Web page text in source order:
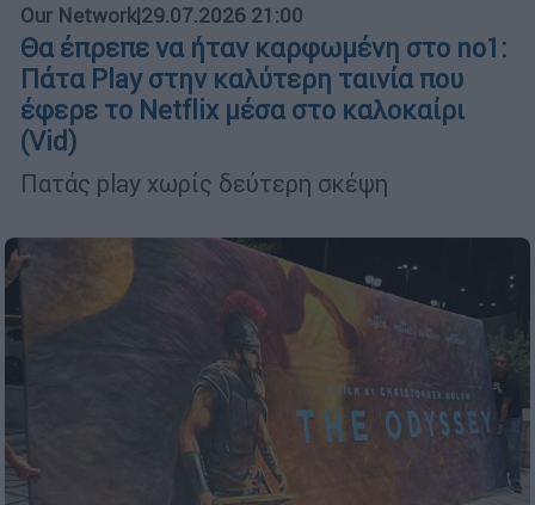
Our Network|29.07.2026 21:00
Θα έπρεπε να ήταν καρφωμένη στο no1:
Πάτα Play στην καλύτερη ταινία που
έφερε το Netflix μέσα στο καλοκαίρι
(Vid)
Πατάς play χωρίς δεύτερη σκέψη